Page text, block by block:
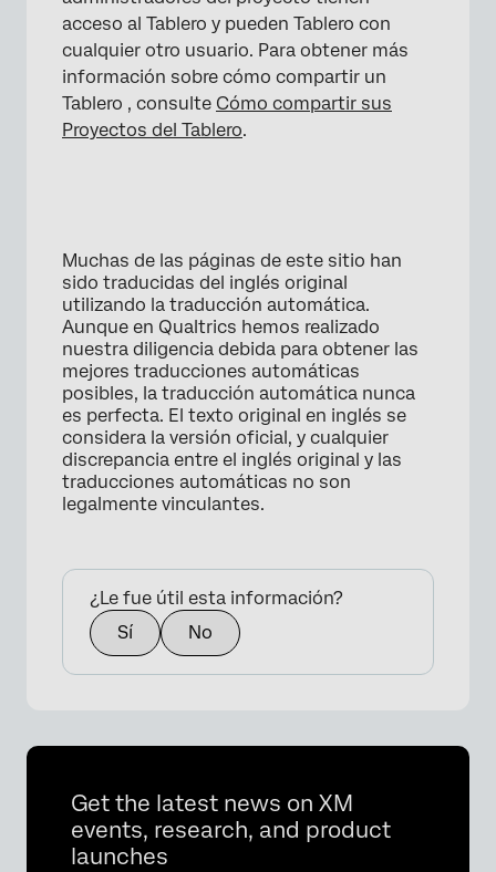
acceso al Tablero y pueden Tablero con
cualquier otro usuario. Para obtener más
información sobre cómo compartir un
Tablero , consulte Cómo compartir sus
Proyectos del Tablero.
Muchas de las páginas de este sitio han
sido traducidas del inglés original
utilizando la traducción automática.
Aunque en Qualtrics hemos realizado
nuestra diligencia debida para obtener las
mejores traducciones automáticas
posibles, la traducción automática nunca
es perfecta. El texto original en inglés se
considera la versión oficial, y cualquier
discrepancia entre el inglés original y las
traducciones automáticas no son
legalmente vinculantes.
¿Le fue útil esta información?
Sí
No
Get the latest news on XM
events, research, and product
launches